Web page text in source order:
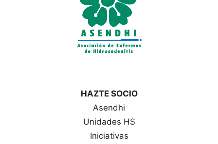
HAZTE SOCIO
Asendhi
Unidades HS
Iniciativas